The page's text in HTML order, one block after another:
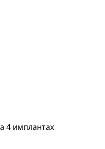
4 имплантах